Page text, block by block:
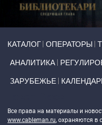
КАТАЛОГ ОПЕРАТОРЫ
АНАЛИТИКА
ЗАРУБЕЖЬЕ
Все права на материалы и
www.cableman.ru, охраняются в